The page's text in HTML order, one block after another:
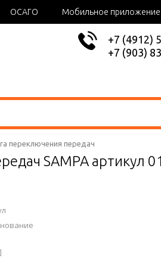
ОСАГО Мобильное приложение
+7 (4912)
+7 (903)
переключения передач
SAMPA артикул